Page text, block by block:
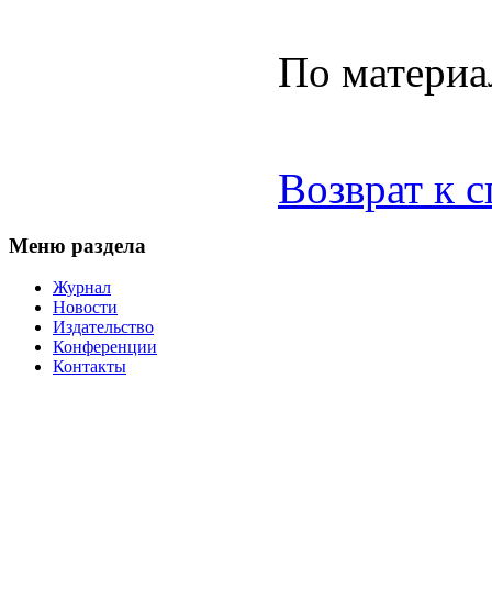
По
Возврат к
Меню раздела
Журнал
Новости
Издательство
Конференции
Контакты